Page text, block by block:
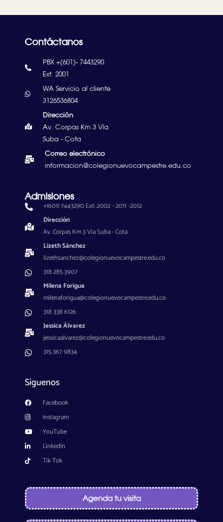
Contáctanos
PBX +(601)- 7443290
Ext: 2001
WA Servicio al cliente
3126536804
Dirección
Av. Corpas Km 3 Vía
Suba - Cota
Correo electrónico
informacion@colegionuevocampestre.edu.co
Admisiones
+(601) 7443290 Ext: 2002 - 2011 -2012
Dirección
Av. Corpas Km 3 Vía Suba - Cota
Lizeth Sánchez
lizethsanchez@colegionuevocampestre.edu.co
318 285 3907
Milena Forigua
milenaforigua@colegionuevocampestre.edu.co
318 338 6126
Jessica Álvarez
jessicaalvarez@colegionuevocampestre.edu.co
315 367 9834
Síguenos
Facebook
Instagram
YouTube
LinkedIn
Tik Tok
Agenda tu visita